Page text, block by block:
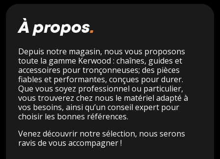
À propos
Depuis notre magasin, nous vous proposons
toute la gamme Kerwood : chaînes, guides et
accessoires pour tronçonneuses; des pièces
fiables et performantes, conçues pour durer.
Que vous soyez professionnel ou particulier,
vous trouverez chez nous le matériel adapté à
vos besoins, ainsi qu’un conseil expert pour
choisir les bonnes références.
Venez découvrir notre sélection, nous serons
ravis de vous accompagner !